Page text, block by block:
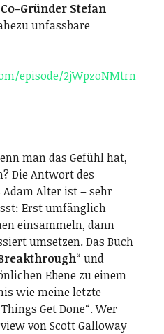
Gründer Stefan
unfassbare
episode/2jWpzoNMtrn
man das Gefühl hat,
Die Antwort des
Alter ist – sehr
Erst umfänglich
einsammeln, dann
umsetzen. Das Buch
“ und
Ebene zu einem
wie meine letzte
Get Done“. Wer
von Scott Galloway